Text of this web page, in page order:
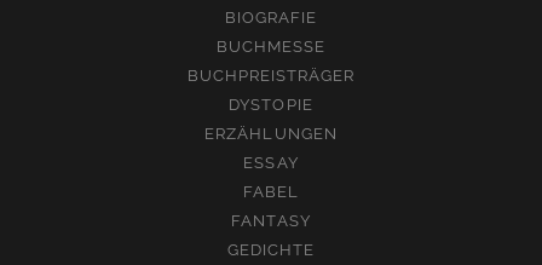
BIOGRAFIE
BUCHMESSE
BUCHPREISTRÄGER
DYSTOPIE
ERZÄHLUNGEN
ESSAY
FABEL
FANTASY
GEDICHTE